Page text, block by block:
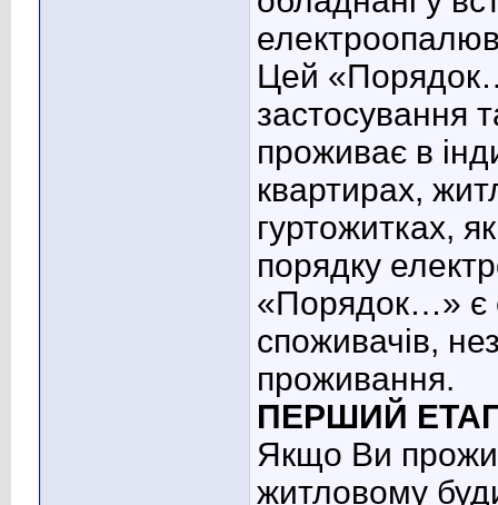
Цей
застосування
проживає в
квартирах,
гуртожитках,
порядку
«Порядок…» є
споживачів,
проживання.
ПЕРШИЙ
Якщо Ви
житловому